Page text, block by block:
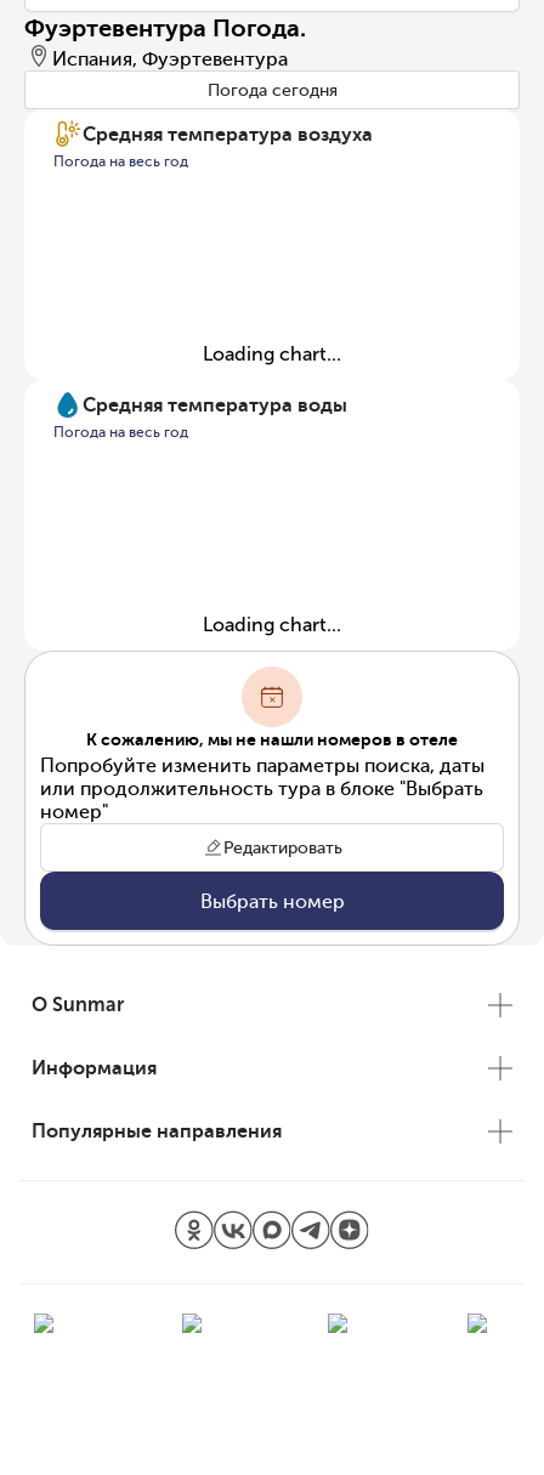
Фуэртевентура Погода.
Испания, Фуэртевентура
Погода сегодня
Средняя температура воздуха
Погода на весь год
Loading chart...
Средняя температура воды
Погода на весь год
Loading chart...
К сожалению, мы не нашли номеров в отеле
Попробуйте изменить параметры поиска, даты
или продолжительность тура в блоке "Выбрать
номер"
Редактировать
Выбрать номер
О Sunmar
Информация
Популярные направления